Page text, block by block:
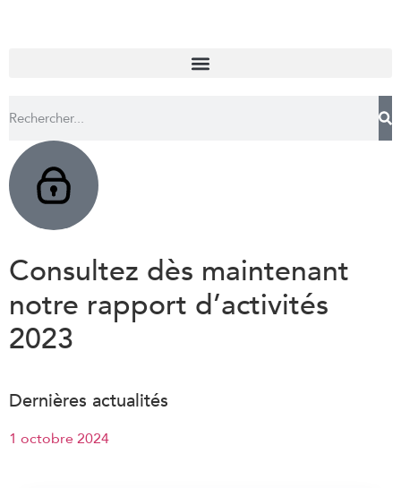
Consultez dès maintenant
notre rapport d’activités
2023
Dernières actualités
1 octobre 2024